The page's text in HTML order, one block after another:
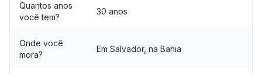
Quantos anos
você tem?
30 anos
Onde você
mora?
Em Salvador, na Bahia